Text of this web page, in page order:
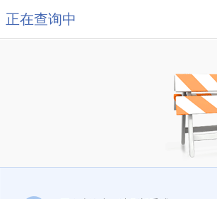
正在查询中